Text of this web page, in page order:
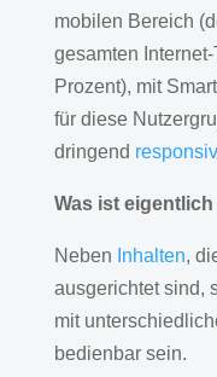
mobilen Bereich
gesamten
Prozent), mit
für diese
dringend
Was ist
Neben Inhalten,
ausgerichtet sind,
mit
bedienbar sein.